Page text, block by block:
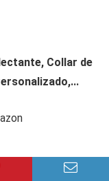
Collar de